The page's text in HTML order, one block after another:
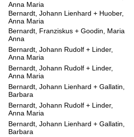
Anna Maria
Bernardt, Johann Lienhard
Huober,
Anna Maria
Bernardt, Franziskus
Goodin, Maria
Anna
Bernardt, Johann Rudolf
Linder,
Anna Maria
Bernardt, Johann Rudolf
Linder,
Anna Maria
Bernardt, Johann Lienhard
Gallatin,
Barbara
Bernardt, Johann Rudolf
Linder,
Anna Maria
Bernardt, Johann Lienhard
Gallatin,
Barbara